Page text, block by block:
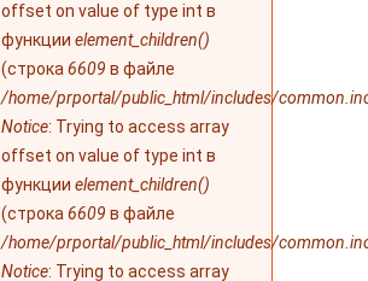
offset on value of type int в
функции element_children()
(строка 6609 в файле
/home/prportal/public_html/includes/
Notice: Trying to access array
offset on value of type int в
функции element_children()
(строка 6609 в файле
/home/prportal/public_html/includes/
Notice: Trying to access array